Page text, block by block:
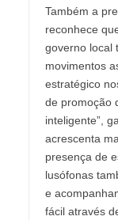
Também a
reconhece
governo local
movimentos
estratégico
de promoção
inteligente”,
acrescenta
presença de
lusófonas
e
fácil através